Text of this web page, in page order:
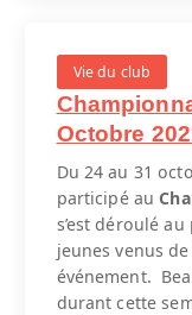
Vie du club
Octobre
Du 24 au 31
participé au
s’est déroulé
jeunes venus
événement.
durant cette